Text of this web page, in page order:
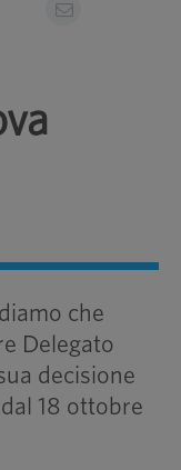
che
Delegato
decisione
18 ottobre